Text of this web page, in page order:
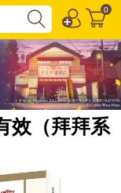
0
效（拜拜系